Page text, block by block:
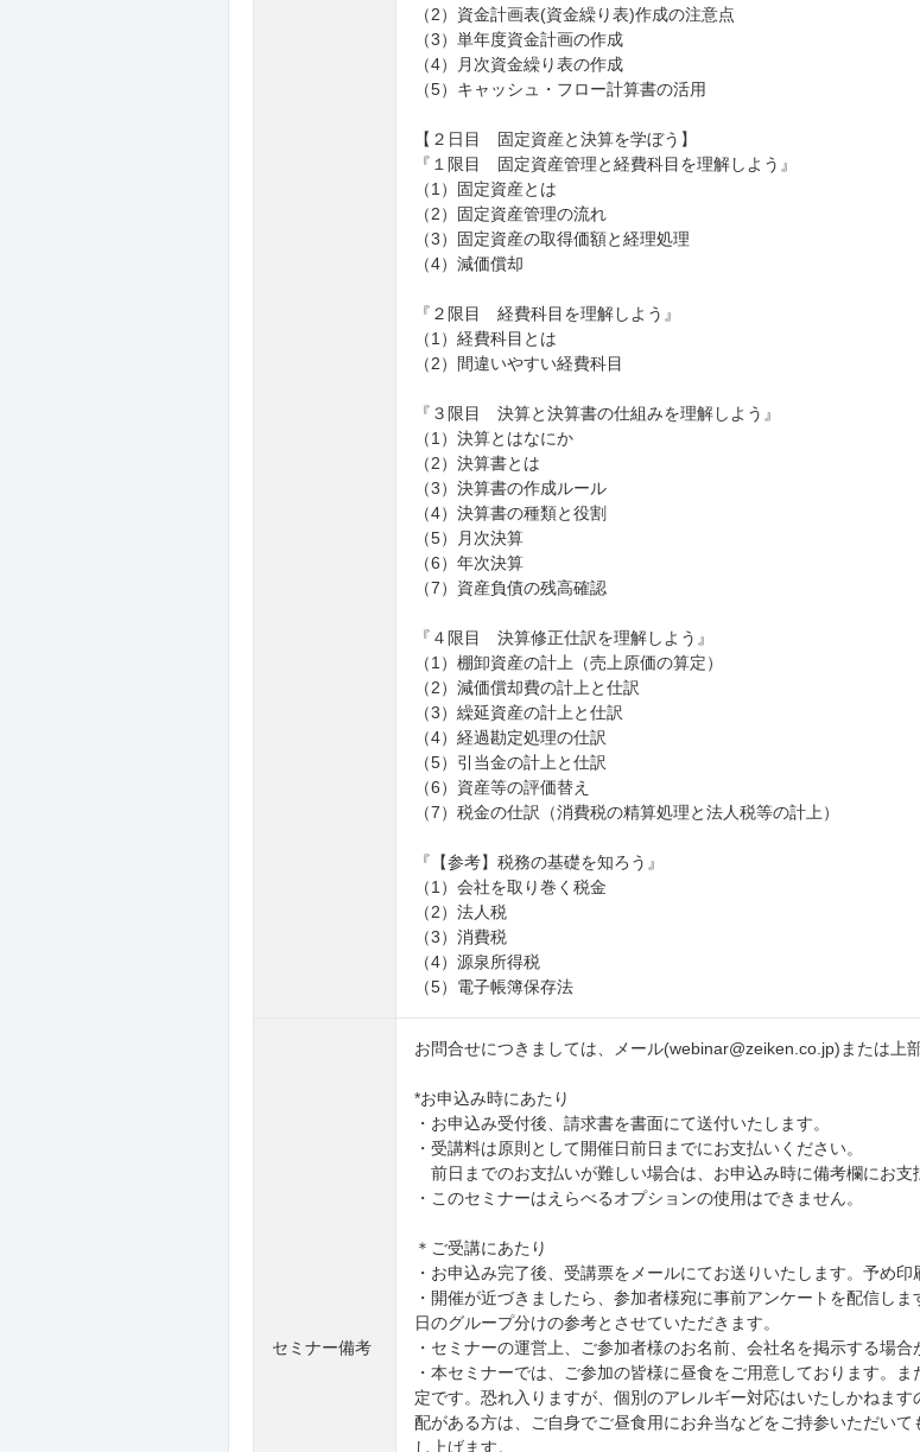
（2）資金計画表(資金繰り表)作成の注意点
（3）単年度資金計画の作成
（4）月次資金繰り表の作成
（5）キャッシュ・フロー計算書の活用
【２日目 固定資産と決算を学ぼう】
『１限目 固定資産管理と経費科目を理解しよう』
（1）固定資産とは
（2）固定資産管理の流れ
（3）固定資産の取得価額と経理処理
（4）減価償却
『２限目 経費科目を理解しよう』
（1）経費科目とは
（2）間違いやすい経費科目
『３限目 決算と決算書の仕組みを理解しよう』
（1）決算とはなにか
（2）決算書とは
（3）決算書の作成ルール
（4）決算書の種類と役割
（5）月次決算
（6）年次決算
（7）資産負債の残高確認
『４限目 決算修正仕訳を理解しよう』
（1）棚卸資産の計上（売上原価の算定）
（2）減価償却費の計上と仕訳
（3）繰延資産の計上と仕訳
（4）経過勘定処理の仕訳
（5）引当金の計上と仕訳
（6）資産等の評価替え
（7）税金の仕訳（消費税の精算処理と法人税等の計上）
『【参考】税務の基礎を知ろう』
（1）会社を取り巻く税金
（2）法人税
（3）消費税
（4）源泉所得税
（5）電子帳簿保存法
セミナー備考
お問合せにつきましては、メール(webinar@zeiken.co.jp)または上
*お申込み時にあたり
・お申込み受付後、請求書を書面にて送付いたします。
・受講料は原則として開催日前日までにお支払いください。
前日までのお支払いが難しい場合は、お申込み時に備考欄にお支
・このセミナーはえらべるオプションの使用はできません。
＊ご受講にあたり
・お申込み完了後、受講票をメールにてお送りいたします。予め印
・開催が近づきましたら、参加者様宛に事前アンケートを配信し
日のグループ分けの参考とさせていただきます。
・セミナーの運営上、ご参加者様のお名前、会社名を掲示する場合
・本セミナーでは、ご参加の皆様に昼食をご用意しております。
定です。恐れ入りますが、個別のアレルギー対応はいたしかねま
配がある方は、ご自身でご昼食用にお弁当などをご持参いただい
し上げます。